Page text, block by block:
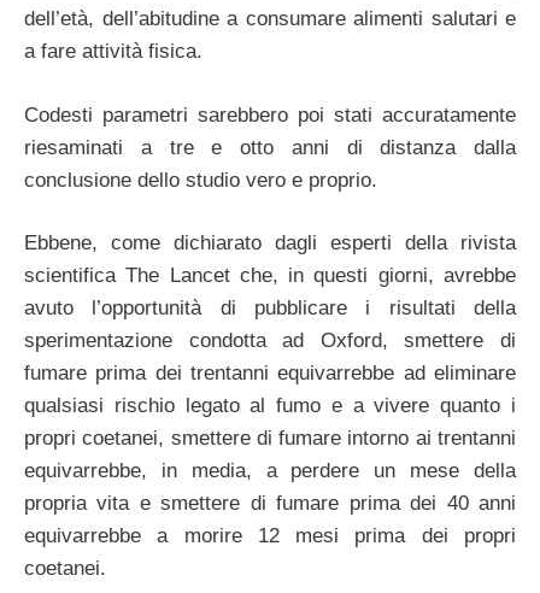
dell’età, dell’abitudine a consumare alimenti salutari e
a fare attività fisica.
Codesti parametri sarebbero poi stati accuratamente
riesaminati a tre e otto anni di distanza dalla
conclusione dello studio vero e proprio.
Ebbene, come dichiarato dagli esperti della rivista
scientifica The Lancet che, in questi giorni, avrebbe
avuto l’opportunità di pubblicare i risultati della
sperimentazione condotta ad Oxford, smettere di
fumare prima dei trentanni equivarrebbe ad eliminare
qualsiasi rischio legato al fumo e a vivere quanto i
propri coetanei, smettere di fumare intorno ai trentanni
equivarrebbe, in media, a perdere un mese della
propria vita e smettere di fumare prima dei 40 anni
equivarrebbe a morire 12 mesi prima dei propri
coetanei.